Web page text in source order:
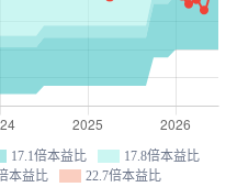
17.1倍本益比
17.8倍本益比
本益比 22.7倍本益比